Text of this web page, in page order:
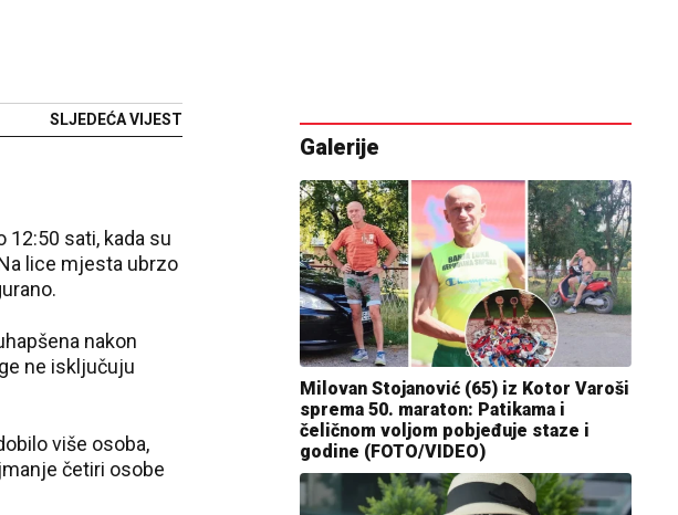
SLJEDEĆA VIJEST
sati, kada su
lice mjesta ubrzo
nakon
ne isključuju
više osoba,
četiri osobe
Galerije
Milovan Stojanović (65) iz Kotor Varoši
sprema 50. maraton: Patikama i
čeličnom voljom pobjeđuje staze i
godine (FOTO/VIDEO)